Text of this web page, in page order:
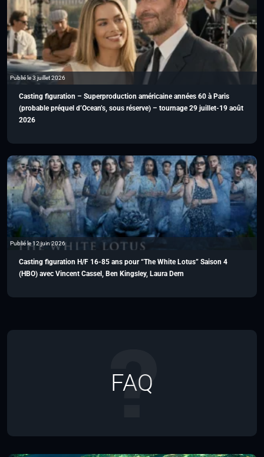
Publié le 3 juillet 2026
Casting figuration – Superproduction américaine années 60 à Paris
(probable préquel d’Ocean’s, sous réserve) – tournage 29 juillet-19 août
2026
Publié le 12 juin 2026
Casting figuration H/F 16-85 ans pour “The White Lotus” Saison 4
(HBO) avec Vincent Cassel, Ben Kingsley, Laura Dern
FAQ